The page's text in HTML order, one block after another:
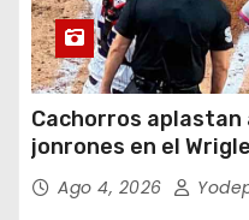
Cachorros aplastan
jonrones en el
Ago 4, 2026